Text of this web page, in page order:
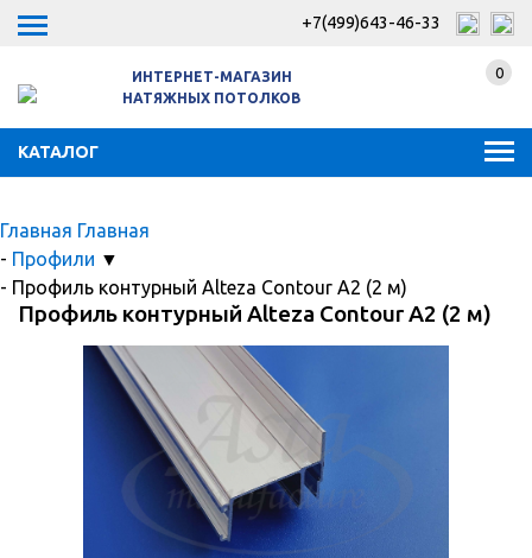
+7(499)643-46-33
ИНТЕРНЕТ-МАГАЗИН
НАТЯЖНЫХ ПОТОЛКОВ
КАТАЛОГ
0
Главная Главная
- Профили ▼
- Профиль контурный Alteza Contour А2 (2 м)
Профиль контурный Alteza Contour А2 (2 м)